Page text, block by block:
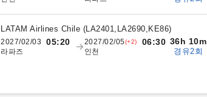
LATAM Airlines Chile (LA2401,LA2690,KE86)
2027/02/03 05:20
라파즈
2027/02/05(+2) 06:30
인천
36h 10m
경유2회